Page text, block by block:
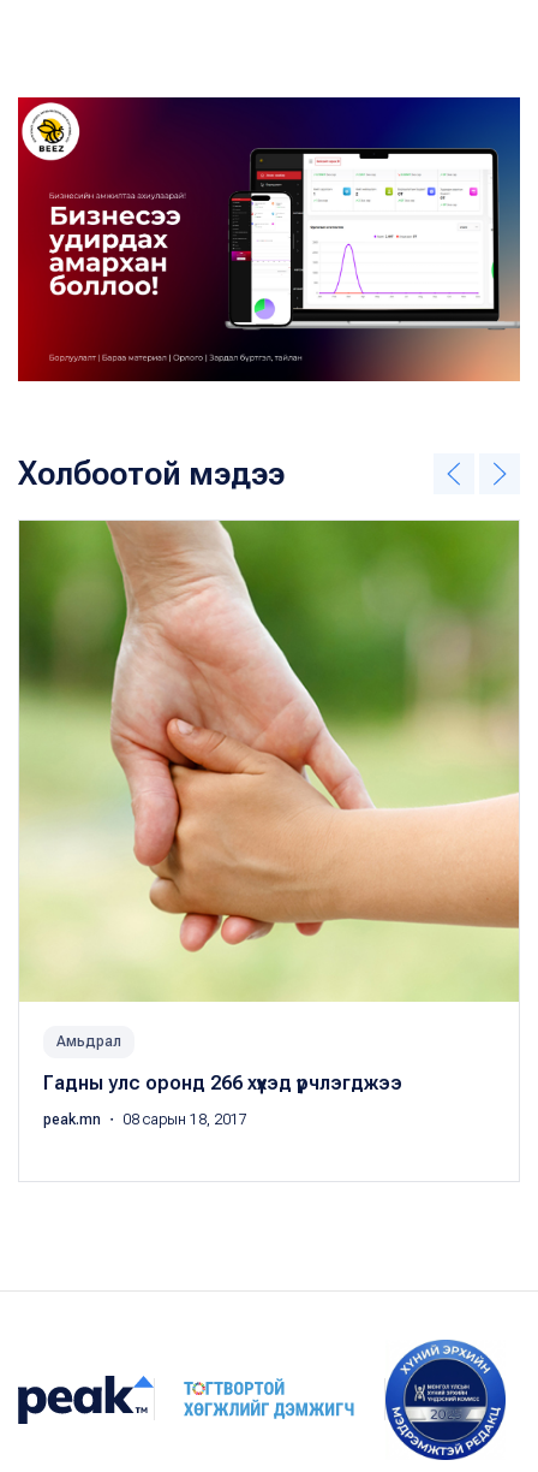
Холбоотой мэдээ
Амьдрал
Гадны улс оронд 266 хүүхэд үрчлэгджээ
peak.mn ・ 08 сарын 18, 2017